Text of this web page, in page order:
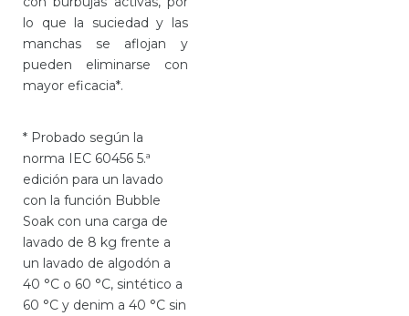
lo que la suciedad y las
manchas se aflojan y
pueden eliminarse con
mayor eficacia*.
* Probado según la
norma IEC 60456 5.ª
edición para un lavado
con la función Bubble
Soak con una carga de
lavado de 8 kg frente a
un lavado de algodón a
40 °C o 60 °C, sintético a
60 °C y denim a 40 °C sin